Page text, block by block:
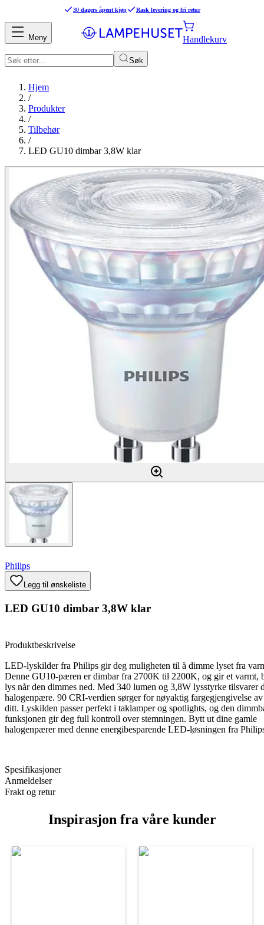
30 dagers åpent kjøp Rask levering og fri retur
Søk
Handlekurv
Meny
Hjem
/
Produkter
/
Tilbehør
/
LED GU10 dimbar 3,8W klar
Philips
Legg til ønskeliste
LED GU10 dimbar 3,8W klar
Produktbeskrivelse
LED-lyskilder fra Philips gir deg muligheten til å dimme lyset fra
Denne GU10-pæren er dimbar fra 2700K til 2200K, og gir et varmt,
lys når den dimmes ned. Med 340 lumen og 3,8W lysstyrke tilsvarer
halogenpære. 90 CRI-verdien sørger for nøyaktig fargegjengivelse
ditt. Lyskilden passer perfekt i taklamper og spotlights, og den
funksjonen gir deg full kontroll over stemningen. Bytt ut dine gamle
halogenpærer med denne energibesparende LED-løsningen fra
Spesifikasjoner
Anmeldelser
Frakt og retur
Inspirasjon fra våre kunder